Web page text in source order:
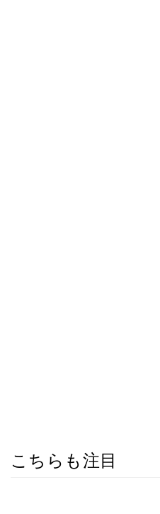
こちらも注目